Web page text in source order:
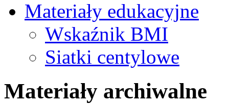
Materiały edukacyjne
Wskaźnik BMI
Siatki centylowe
Materiały archiwalne